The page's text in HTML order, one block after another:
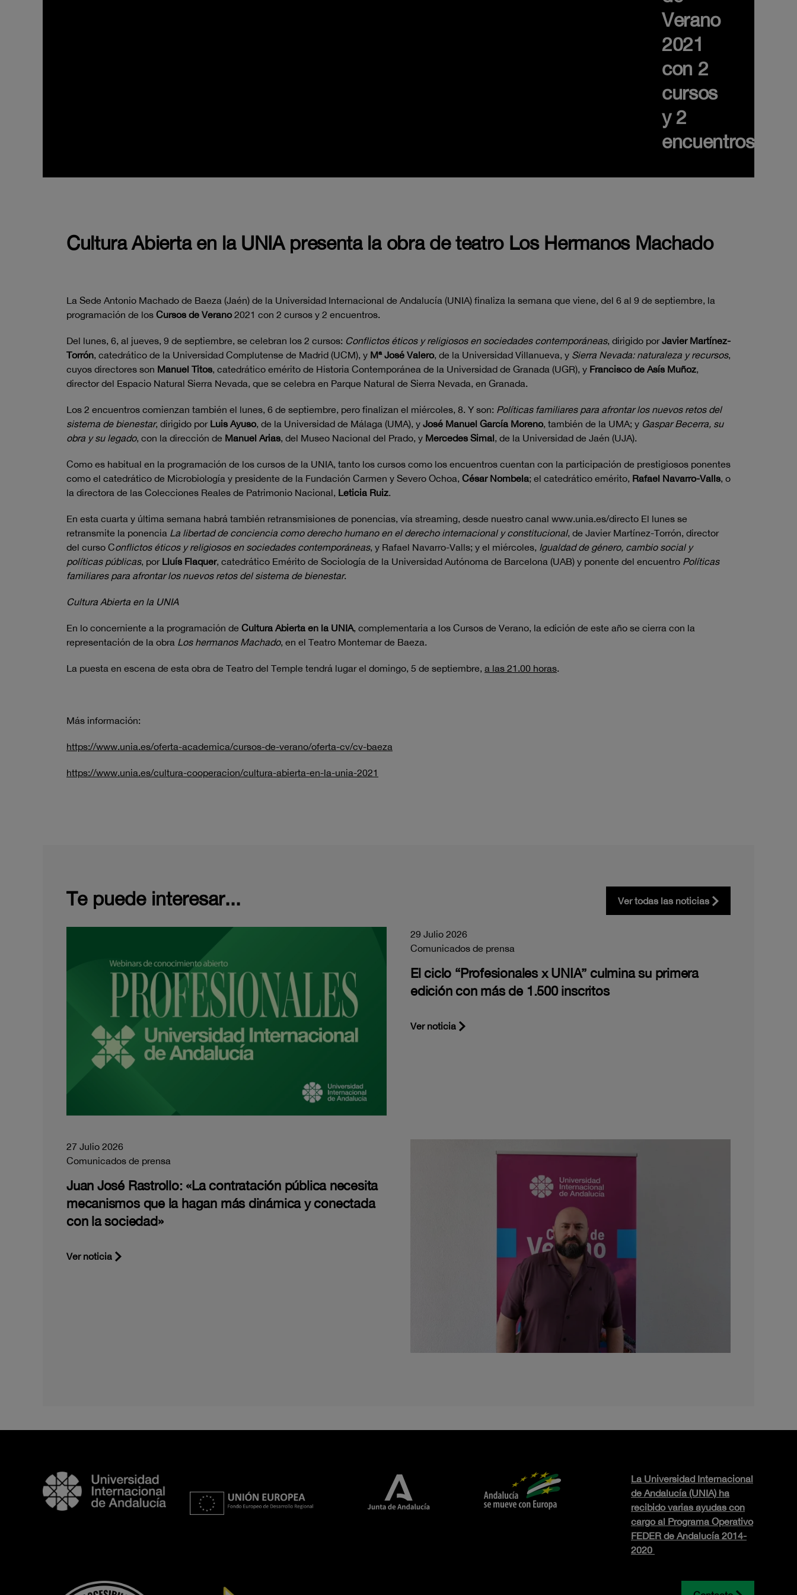
Verano
2021
con 2
cursos
y 2
encuentros
Cultura Abierta en la UNIA presenta la obra de teatro Los Hermanos Machado
La Sede Antonio Machado de Baeza (Jaén) de la Universidad Internacional de Andalucía (UNIA) finaliza la semana que viene, del 6 al 9 de septiembre, la
programación de los Cursos de Verano2021 con 2 cursos y 2 encuentros.
Del lunes, 6, al jueves, 9 de septiembre, se celebran los 2 cursos: Conflictos éticos y religiosos en sociedades contemporáneas, dirigido porJavier Martínez-
Torrón, catedrático de la Universidad Complutense de Madrid (UCM), y Mª José Valero, de la Universidad Villanueva, y Sierra Nevada: naturaleza y recursos,
cuyos directores son Manuel Titos, catedrático emérito de Historia Contemporánea de la Universidad de Granada (UGR), y Francisco de Asís Muñoz,
director del Espacio Natural Sierra Nevada, que se celebra en Parque Natural de Sierra Nevada, en Granada.
Los 2 encuentros comienzan también el lunes, 6 de septiembre, pero finalizan el miércoles, 8. Y son: Políticas familiares para afrontar los nuevos retos del
sistema de bienestar, dirigido por Luis Ayuso, de la Universidad de Málaga (UMA), y José Manuel García Moreno, también de la UMA; y Gaspar Becerra, su
obra y su legado, con la dirección de Manuel Arias, del Museo Nacional del Prado, y Mercedes Simal, de la Universidad de Jaén (UJA).
Como es habitual en la programación de los cursos de la UNIA, tanto los cursos como los encuentros cuentan con la participación de prestigiosos ponentes
como el catedrático de Microbiología y presidente de la Fundación Carmen y Severo Ochoa, César Nombela; el catedrático emérito, Rafael Navarro-Valls, o
la directora de las Colecciones Reales de Patrimonio Nacional, Leticia Ruiz.
En esta cuarta y última semana habrá también retransmisiones de ponencias, vía streaming, desde nuestro canal www.unia.es/directo El lunes se
retransmite la ponencia La libertad de conciencia como derecho humano en el derecho internacional y constitucional, de Javier Martínez-Torrón, director
del curso Conflictos éticos y religiosos en sociedades contemporáneas, y Rafael Navarro-Valls; y el miércoles, Igualdad de género, cambio social y
políticas públicas, por Lluís Flaquer, catedrático Emérito de Sociología de la Universidad Autónoma de Barcelona (UAB) y ponente del encuentro Políticas
familiares para afrontar los nuevos retos del sistema de bienestar.
Cultura Abierta en la UNIA
En lo concerniente a la programación de Cultura Abierta en la UNIA, complementaria a los Cursos de Verano, la edición de este año se cierra con la
representación de la obra Los hermanos Machado, en el Teatro Montemar de Baeza.
La puesta en escena de esta obra de Teatro del Temple tendrá lugar el domingo, 5 de septiembre, a las 21.00 horas.
Más información:
https://www.unia.es/oferta-academica/cursos-de-verano/oferta-cv/cv-baeza
https://www.unia.es/cultura-cooperacion/cultura-abierta-en-la-unia-2021
Te puede interesar... Ver todas las noticias
29 Julio 2026
Comunicados de prensa
El ciclo “Profesionales x UNIA” culmina su primera
edición con más de 1.500 inscritos
Ver noticia
27 Julio 2026
Comunicados de prensa
Juan José Rastrollo: «La contratación pública necesita
mecanismos que la hagan más dinámica y conectada
con la sociedad»
Ver noticia
La Universidad Internacional
de Andalucía (UNIA) ha
recibido varias ayudas con
cargo al Programa Operativo
FEDER de Andalucía 2014-
2020